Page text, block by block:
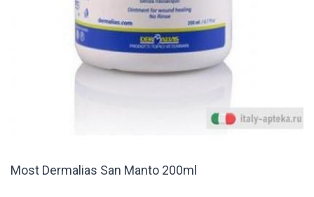
Most Dermalias San Manto 200ml